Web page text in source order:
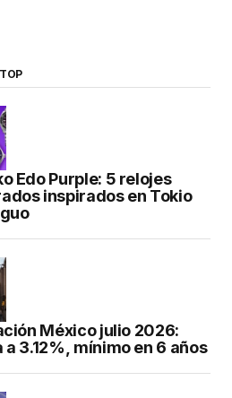
Edo Purple: 5 relojes
inspirados en Tokio
México julio 2026:
a 3.12%, mínimo en 6 años